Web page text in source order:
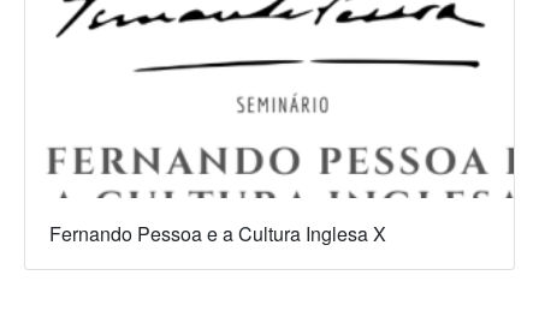
Fernando Pessoa e a Cultura Inglesa X